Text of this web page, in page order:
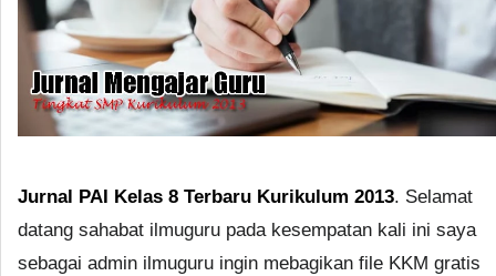
Jurnal PAI Kelas 8 Terbaru Kurikulum 2013. Selamat
datang sahabat ilmuguru pada kesempatan kali ini saya
sebagai admin ilmuguru ingin mebagikan file KKM gratis